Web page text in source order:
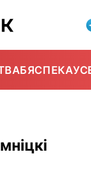
БЯСПЕКА